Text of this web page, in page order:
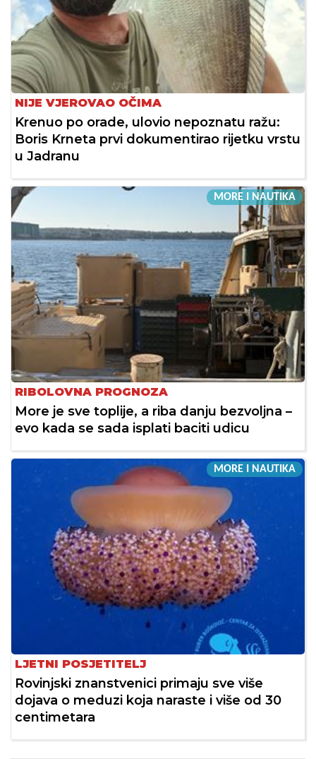
NIJE VJEROVAO OČIMA
Krenuo po orade, ulovio nepoznatu ražu:
Boris Krneta prvi dokumentirao rijetku vrstu
u Jadranu
MORE I NAUTIKA
RIBOLOVNA PROGNOZA
More je sve toplije, a riba danju bezvoljna –
evo kada se sada isplati baciti udicu
MORE I NAUTIKA
LJETNI POSJETITELJ
Rovinjski znanstvenici primaju sve više
dojava o meduzi koja naraste i više od 30
centimetara